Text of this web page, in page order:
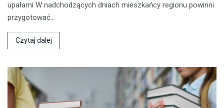
upałami W nadchodzących dniach mieszkańcy regionu powinni
przygotować…
Czytaj dalej